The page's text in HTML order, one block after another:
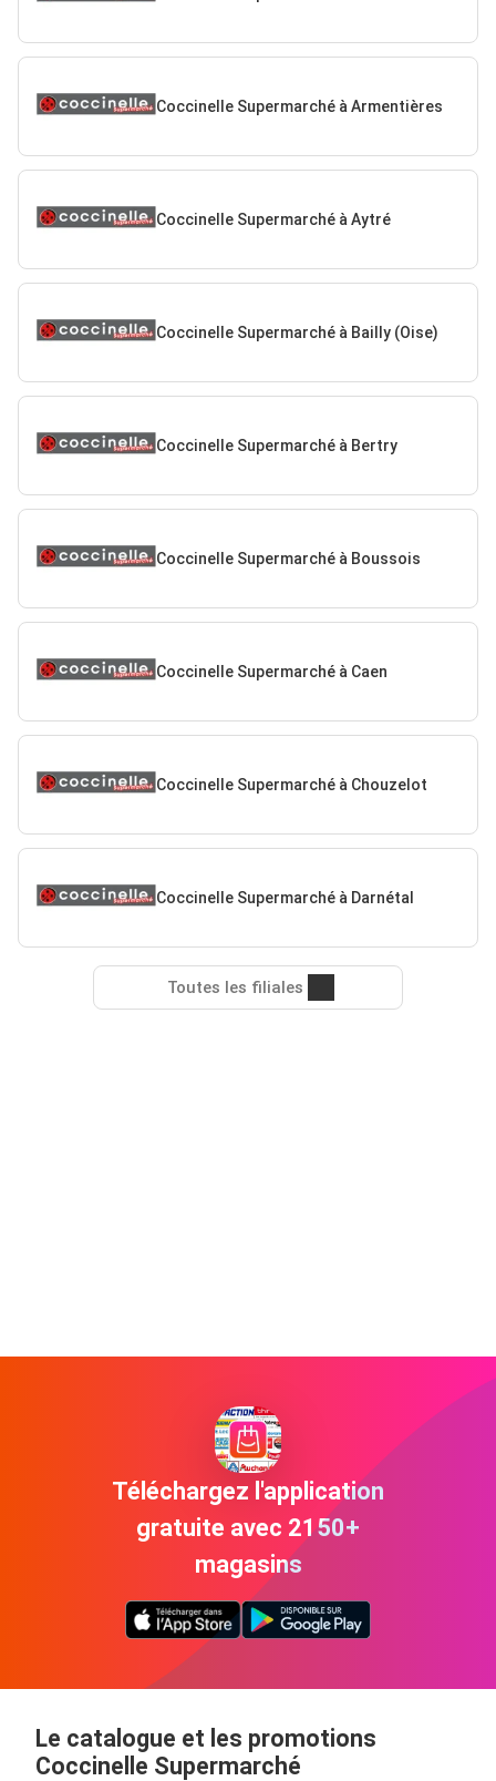
Coccinelle Supermarché à Armentières
Coccinelle Supermarché à Aytré
Coccinelle Supermarché à Bailly (Oise)
Coccinelle Supermarché à Bertry
Coccinelle Supermarché à Boussois
Coccinelle Supermarché à Caen
Coccinelle Supermarché à Chouzelot
Coccinelle Supermarché à Darnétal
Toutes les filiales
Téléchargez l'application
gratuite avec 2150+
magasins
Le catalogue et les promotions
Coccinelle Supermarché